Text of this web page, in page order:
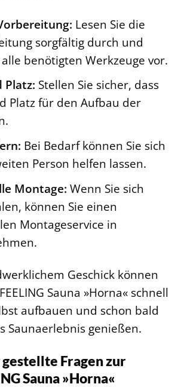
Lesen Sie die
sorgfältig durch und
benötigten Werkzeuge vor.
Platz: Stellen Sie sicher, dass
Platz für den Aufbau der
Bei Bedarf können Sie sich
Person helfen lassen.
Montage: Wenn Sie sich
können Sie einen
Montageservice in
Geschick können
Sauna »Horna« schnell
aufbauen und schon bald
Saunaerlebnis genießen.
gestellte Fragen zur
Sauna »Horna«